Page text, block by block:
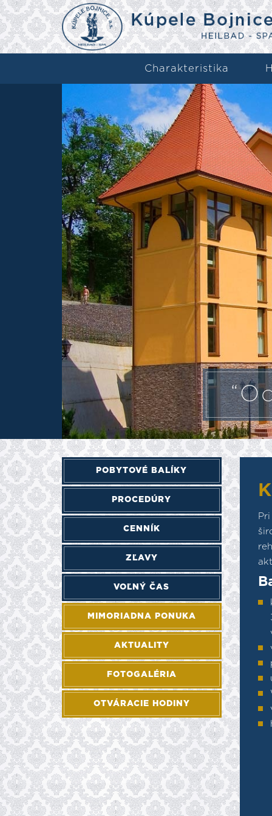
Charakteristika
POBYTOVÉ BALÍKY
PROCEDÚRY
CENNÍK
ZĽAVY
VOĽNÝ ČAS
MIMORIADNA PONUKA
AKTUALITY
FOTOGALÉRIA
OTVÁRACIE HODINY